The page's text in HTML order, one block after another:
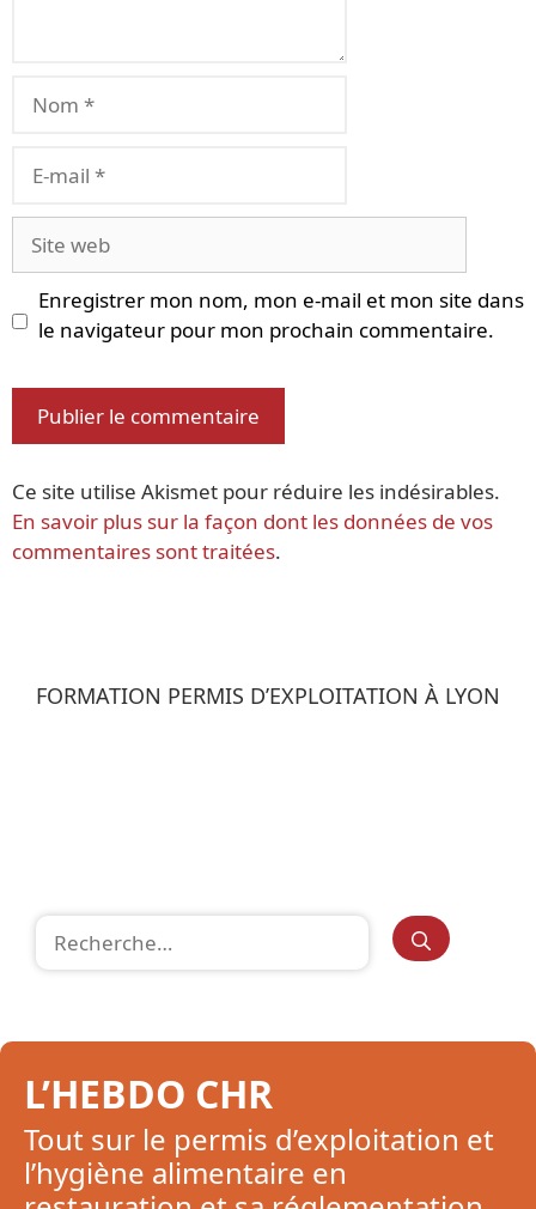
mail
web
Enregistrer mon nom, mon e-mail et mon site dans
le navigateur pour mon prochain commentaire.
Ce site utilise Akismet pour réduire les indésirables.
En savoir plus sur la façon dont les données de vos
commentaires sont traitées.
FORMATION PERMIS D’EXPLOITATION À LYON
L’HEBDO CHR
Tout sur le permis d’exploitation et
l’hygiène alimentaire en